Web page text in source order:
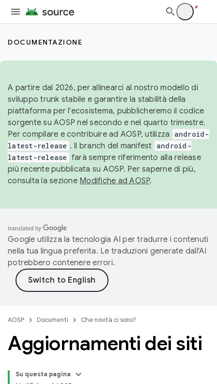
DOCUMENTAZIONE
A partire dal 2026, per allinearci al nostro modello di
sviluppo trunk stabile e garantire la stabilità della
piattaforma per l'ecosistema, pubblicheremo il codice
sorgente su AOSP nel secondo e nel quarto trimestre.
Per compilare e contribuire ad AOSP, utilizza
android-
latest-release . Il branch del manifest android-
latest-release farà sempre riferimento alla release
più recente pubblicata su AOSP. Per saperne di più,
consulta la sezione Modifiche ad AOSP.
Google utilizza la tecnologia AI per tradurre i contenuti
nella tua lingua preferita. Le traduzioni generate dall'AI
potrebbero contenere errori.
AOSP Documenti Che novità ci sono?
Aggiornamenti dei siti
Su questa pagina